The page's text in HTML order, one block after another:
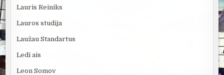
Lauris Reiniks
Lauros studija
Laužau Standartus
Ledi ais
Leon Somov